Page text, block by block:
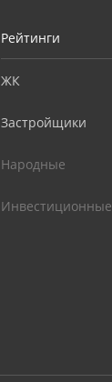
Рейтинги
ЖК
Застройщики
Народные
Инвестиционные